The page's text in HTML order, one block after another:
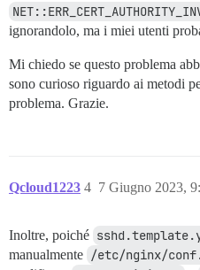
ignorandolo, ma i miei utenti
Mi chiedo se questo problema
sono curioso riguardo ai metodi
problema. Grazie.
Qcloud1223 7 Giugno 2023,
4
Inoltre, poiché
manualmente /etc/nginx/